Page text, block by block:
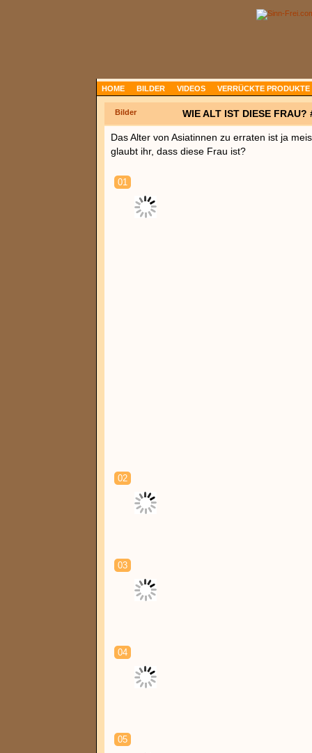
HOME BILDER VIDEOS VERRÜCKTE PRODUKTE
Bilder WIE ALT IST DIESE FRAU?
Das Alter von Asiatinnen zu erraten ist ja
glaubt ihr, dass diese Frau ist?
01
02
03
04
05